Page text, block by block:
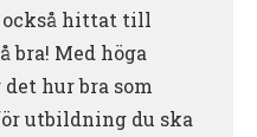
också hittat till
bra! Med höga
hur bra som
utbildning du ska